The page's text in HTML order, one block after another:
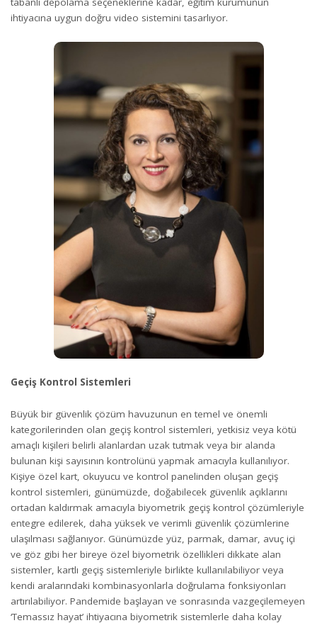
ihtiyacına uygun doğru video sistemini tasarlıyor.
Geçiş Kontrol Sistemleri
Büyük bir güvenlik çözüm havuzunun en temel ve önemli
kategorilerinden olan geçiş kontrol sistemleri, yetkisiz veya kötü
amaçlı kişileri belirli alanlardan uzak tutmak veya bir alanda
bulunan kişi sayısının kontrolünü yapmak amacıyla kullanılıyor.
Kişiye özel kart, okuyucu ve kontrol panelinden oluşan geçiş
kontrol sistemleri, günümüzde, doğabilecek güvenlik açıklarını
ortadan kaldırmak amacıyla biyometrik geçiş kontrol çözümleriyle
entegre edilerek, daha yüksek ve verimli güvenlik çözümlerine
ulaşılması sağlanıyor. Günümüzde yüz, parmak, damar, avuç içi
ve göz gibi her bireye özel biyometrik özellikleri dikkate alan
sistemler, kartlı geçiş sistemleriyle birlikte kullanılabiliyor veya
kendi aralarındaki kombinasyonlarla doğrulama fonksiyonları
artırılabiliyor. Pandemide başlayan ve sonrasında vazgeçilemeyen
‘Temassız hayat’ ihtiyacına biyometrik sistemlerle daha kolay